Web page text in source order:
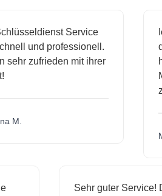
Service
und professionell.
zufrieden mit ihrer
M.
Sehr guter Service!